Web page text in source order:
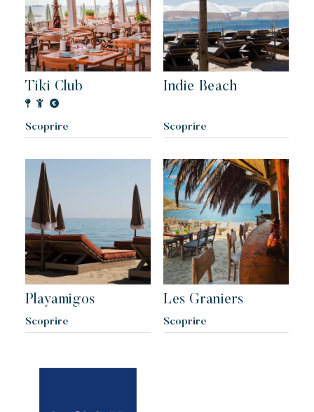
Tiki Club
Scoprire
Indie Beach
Scoprire
Playamigos
Scoprire
Les Graniers
Scoprire